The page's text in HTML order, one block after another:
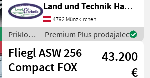
Regler • 40 km/ h
Ausführung • zusätzliche
LED Scheinwerfer •
Rückfahrkamera •
Land und Technik HandelsgesmbH
4792 Münzkirchen
Priklopniki
/
Pühringer
Premium Plus prodajalec
Fliegl ASW 256
Compact FOX
43.200
€